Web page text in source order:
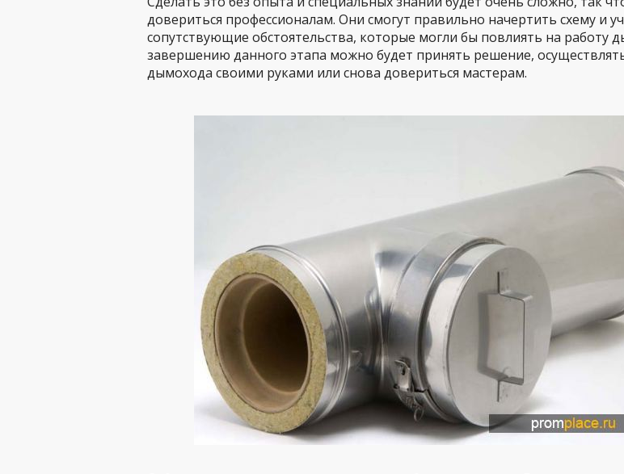
довериться профессионалам. Они смогут правильно начертить схему и
сопутствующие обстоятельства, которые могли бы повлиять на работу
завершению данного этапа можно будет принять решение,
дымохода своими руками или снова довериться мастерам.